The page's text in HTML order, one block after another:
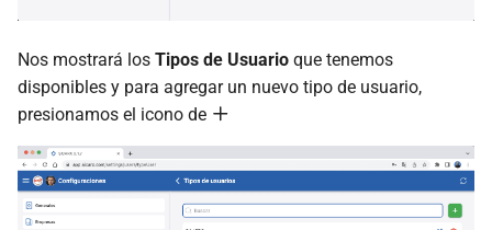
Nos mostrará los Tipos de Usuario que tenemos
disponibles y para agregar un nuevo tipo de usuario,
presionamos el icono de